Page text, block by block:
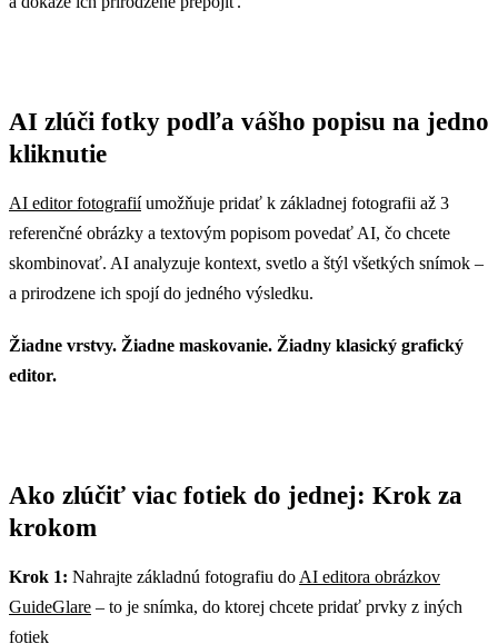
AI zlúči fotky podľa vášho popisu na jedno
kliknutie
AI editor fotografiíumožňuje pridať k základnej fotografii až 3
referenčné obrázky a textovým popisom povedať AI, čo chcete
skombinovať. AI analyzuje kontext, svetlo a štýl všetkých snímok –
a prirodzene ich spojí do jedného výsledku.
Žiadne vrstvy. Žiadne maskovanie. Žiadny klasický grafický
editor.
Ako zlúčiť viac fotiek do jednej: Krok za
krokom
Krok 1: Nahrajte základnú fotografiu do AI editora obrázkov
GuideGlare – to je snímka, do ktorej chcete pridať prvky z iných
fotiek